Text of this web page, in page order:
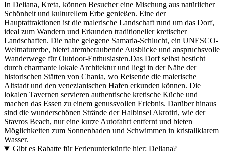
In Deliana, Kreta, können Besucher eine Mischung aus natürlicher
Schönheit und kulturellem Erbe genießen. Eine der
Hauptattraktionen ist die malerische Landschaft rund um das Dorf,
ideal zum Wandern und Erkunden traditioneller kretischer
Landschaften. Die nahe gelegene Samaria-Schlucht, ein UNESCO-
Weltnaturerbe, bietet atemberaubende Ausblicke und anspruchsvolle
Wanderwege für Outdoor-Enthusiasten.Das Dorf selbst besticht
durch charmante lokale Architektur und liegt in der Nähe der
historischen Stätten von Chania, wo Reisende die malerische
Altstadt und den venezianischen Hafen erkunden können. Die
lokalen Tavernen servieren authentische kretische Küche und
machen das Essen zu einem genussvollen Erlebnis. Darüber hinaus
sind die wunderschönen Strände der Halbinsel Akrotiri, wie der
Stavros Beach, nur eine kurze Autofahrt entfernt und bieten
Möglichkeiten zum Sonnenbaden und Schwimmen in kristallklarem
Wasser.
Gibt es Rabatte für Ferienunterkünfte hier: Deliana?